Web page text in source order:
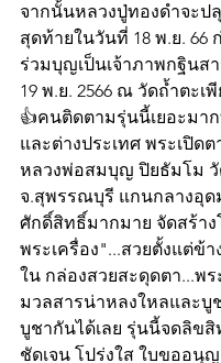
จากนั้นหลวงปู่ทองดำจะปลุ
สุดท้ายในวันที่ 18 พ.ย. 66
ร่วมบุญเป็นเจ้าภาพกฐินส
19 พ.ย. 2566 ณ วัดถ้ำตะเ
👍คนติดตามรุ่นนี้เยอะมา
และต่างประเทศ พระเปิด
หลวงพ่อสมบุญ ปิยธัมโม
จ.สุพรรณบุรี แกนกลางอุด
ศักดิ์สิทธิ์มากมาย จัดสร้า
พระเครื่อง"...สวยตั้งแต่ข้
ใน กล่องสวยสะดุดตา...พร
มวลสารน่าหลงใหลและบู
บูชากันได้เลย รุ่นนี้จดลิขสิ
ชัดเจน โปร่งใส ใบขออนุ